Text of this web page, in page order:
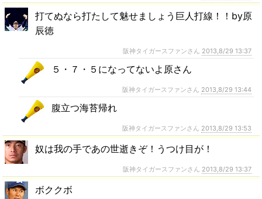
打てぬなら打たして魅せましょう巨人打線！！by原
辰徳
阪神タイガースファンさん 2013,8/29 13:37
５・７・５になってないよ原さん
阪神タイガースファンさん 2013,8/29 13:44
腹立つ海苔帰れ
阪神タイガースファンさん 2013,8/29 13:53
奴は我の手であの世逝きぞ！うつけ目が！
阪神タイガースファンさん 2013,8/29 13:37
ボククボ